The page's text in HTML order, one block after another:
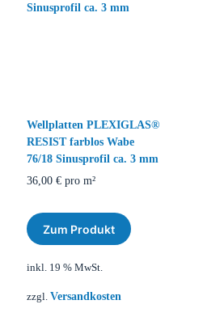
Wellplatten PLEXIGLAS®
RESIST farblos Wabe
76/18 Sinusprofil ca. 3 mm
36,00 €pro m²
Zum Produkt
inkl. 19 % MwSt.
zzgl. Versandkosten